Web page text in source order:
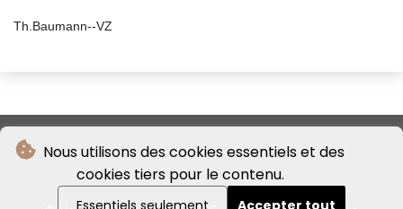
Nous utilisons des cookies essentiels et des
cookies tiers pour le contenu.
Essentiels seulement Accepter tout
Th.Baumann--VZ